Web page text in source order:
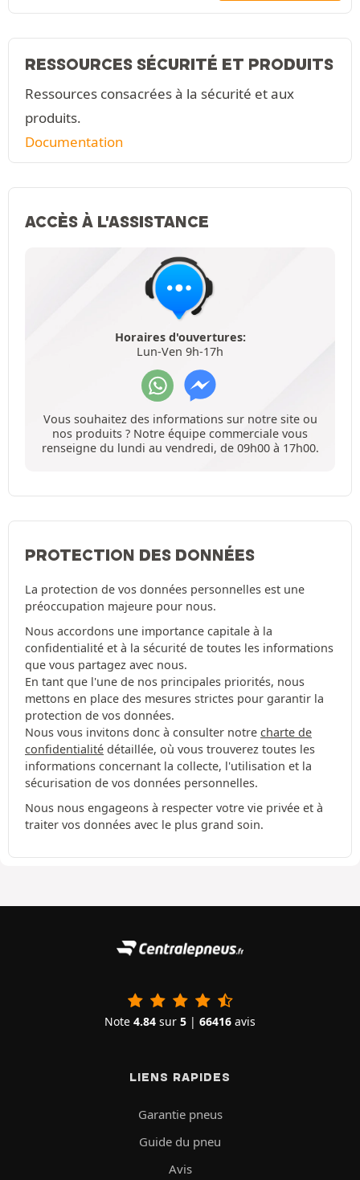
RESSOURCES SÉCURITÉ ET PRODUITS
Ressources consacrées à la sécurité et aux
produits.
Documentation
ACCÈS À L'ASSISTANCE
Horaires d'ouvertures:
Lun-Ven 9h-17h
Vous souhaitez des informations sur notre site ou
nos produits ? Notre équipe commerciale vous
renseigne du lundi au vendredi, de 09h00 à 17h00.
PROTECTION DES DONNÉES
La protection de vos données personnelles est une
préoccupation majeure pour nous.
Nous accordons une importance capitale à la
confidentialité et à la sécurité de toutes les informations
que vous partagez avec nous.
En tant que l'une de nos principales priorités, nous
mettons en place des mesures strictes pour garantir la
protection de vos données.
Nous vous invitons donc à consulter notre charte de
confidentialité détaillée, où vous trouverez toutes les
informations concernant la collecte, l'utilisation et la
sécurisation de vos données personnelles.
Nous nous engageons à respecter votre vie privée et à
traiter vos données avec le plus grand soin.
Note 4.84 sur 5 | 66416 avis
LIENS RAPIDES
Garantie pneus
Guide du pneu
Avis